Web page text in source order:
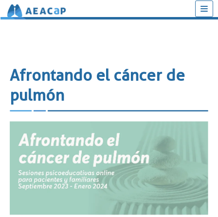
Afrontando el cáncer de
pulmón